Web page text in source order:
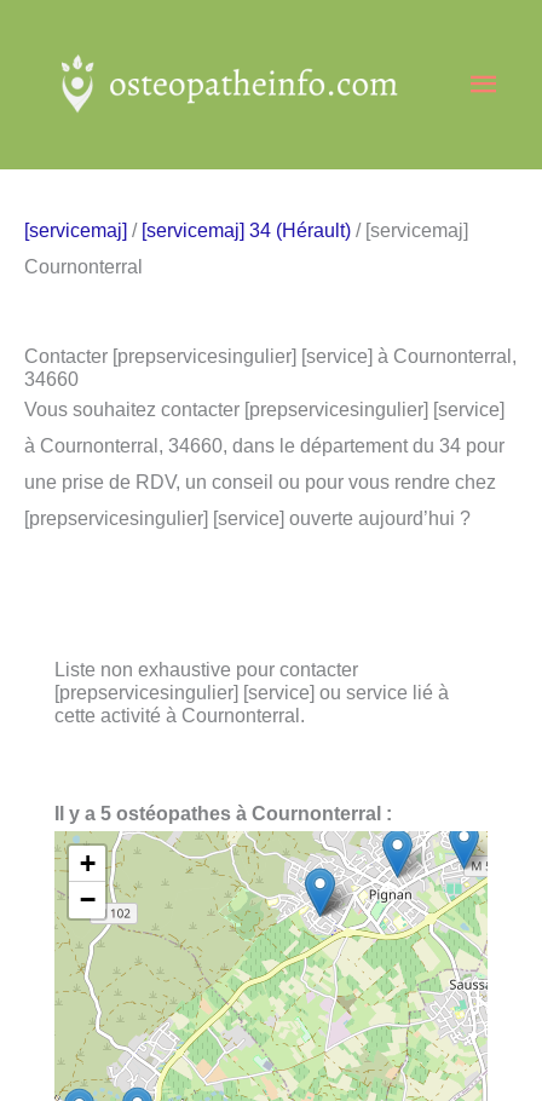
contenu
[servicemaj] / [servicemaj] 34 (Hérault) / [servicemaj]
Cournonterral
Contacter [prepservicesingulier] [service] à Cournonterral,
34660
Vous souhaitez contacter [prepservicesingulier] [service]
à Cournonterral, 34660, dans le département du 34 pour
une prise de RDV, un conseil ou pour vous rendre chez
[prepservicesingulier] [service] ouverte aujourd’hui ?
Liste non exhaustive pour contacter
[prepservicesingulier] [service] ou service lié à
cette activité à Cournonterral.
Il y a 5 ostéopathes à Cournonterral :
+
−